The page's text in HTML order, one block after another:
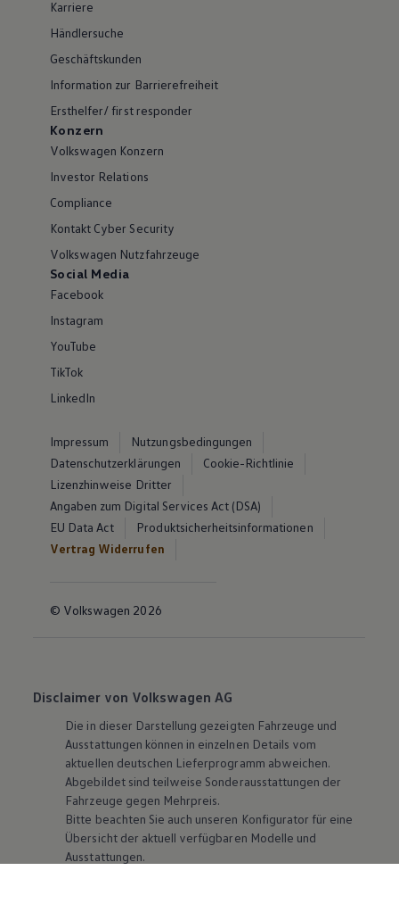
Karriere
Händlersuche
Geschäftskunden
Information zur Barrierefreiheit
Ersthelfer/ first responder
Konzern
Volkswagen Konzern
Investor Relations
Compliance
Kontakt Cyber Security
Volkswagen Nutzfahrzeuge
Social Media
Facebook
Instagram
YouTube
TikTok
LinkedIn
Impressum
Nutzungsbedingungen
Datenschutzerklärungen
Cookie-Richtlinie
Lizenzhinweise Dritter
Angaben zum Digital Services Act (DSA)
EU Data Act
Produktsicherheitsinformationen
Vertrag Widerrufen
© Volkswagen 2026
Disclaimer von Volkswagen AG
Die in dieser Darstellung gezeigten Fahrzeuge und
Ausstattungen können in einzelnen Details vom
aktuellen deutschen Lieferprogramm abweichen.
Abgebildet sind teilweise Sonderausstattungen der
Fahrzeuge gegen Mehrpreis.
Bitte beachten Sie auch unseren Konfigurator für eine
Übersicht der aktuell verfügbaren Modelle und
Ausstattungen.